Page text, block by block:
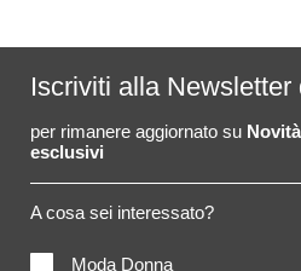
Iscriviti alla Newsletter
per rimanere aggiornato su Novità
esclusivi
A cosa sei interessato?
Moda Donna